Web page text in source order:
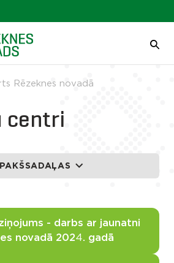
Rēzeknes novadā
centri
- darbs ar jaunatni
novadā 2024. gadā